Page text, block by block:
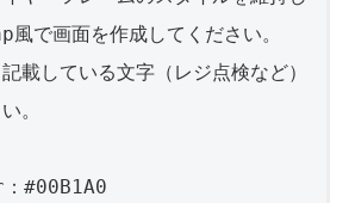
で画面を作成してください。
載している文字（レジ点検など）
。
#00B1A0